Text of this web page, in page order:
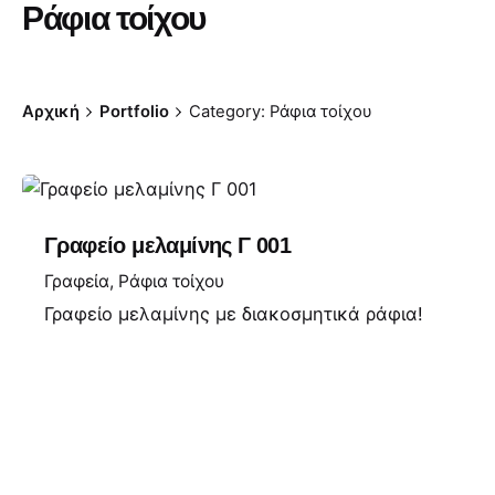
Ράφια τοίχου
Αρχική Portfolio Category: Ράφια τοίχου
Γραφείο μελαμίνης Γ 001
Γραφεία Ράφια τοίχου
Γραφείο μελαμίνης με διακοσμητικά ράφια!